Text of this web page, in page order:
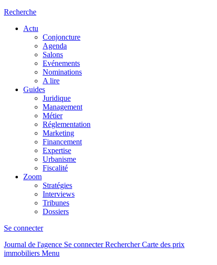
Recherche
Actu
Conjoncture
Agenda
Salons
Evénements
Nominations
A lire
Guides
Juridique
Management
Métier
Réglementation
Marketing
Financement
Expertise
Urbanisme
Fiscalité
Zoom
Stratégies
Interviews
Tribunes
Dossiers
Se connecter
Journal de l'agence Se connecterRechercher Carte des prix
immobiliers Menu